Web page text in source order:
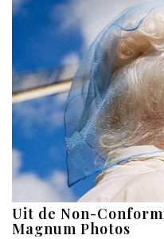
Uit de Non-
Magnum Photos